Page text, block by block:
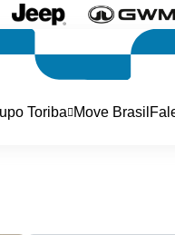
Toriba Move Brasil